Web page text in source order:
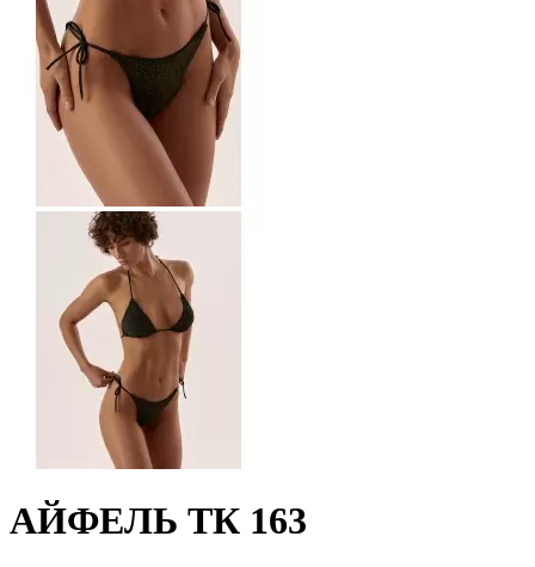
АЙФЕЛЬ ТК 163